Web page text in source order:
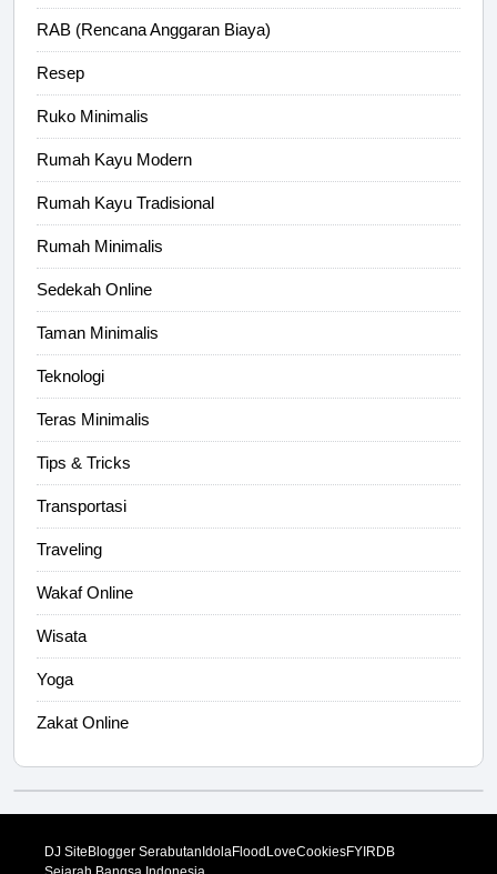
RAB (Rencana Anggaran Biaya)
Resep
Ruko Minimalis
Rumah Kayu Modern
Rumah Kayu Tradisional
Rumah Minimalis
Sedekah Online
Taman Minimalis
Teknologi
Teras Minimalis
Tips & Tricks
Transportasi
Traveling
Wakaf Online
Wisata
Yoga
Zakat Online
DJ Site Blogger Serabutan IdolaFloodLoveCookiesFYI RDB